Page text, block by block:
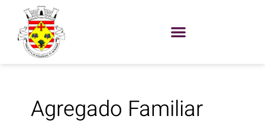
content
Agregado Familiar